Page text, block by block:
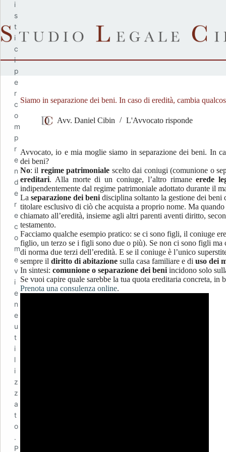
Salta
Siamo in separazione dei beni. In caso di eredità, cambia
Avv. Daniel Cibin L'Avvocato risponde
Avvocato, io e mia moglie siamo in separazione dei beni. In
dei beni?
No: il regime patrimoniale scelto dai coniugi (comunione o
ereditari. Alla morte di un coniuge, l’altro rimaneerede
indipendentemente dal regime patrimoniale adottato durante il
La separazione dei beni disciplina soltanto la gestione dei
titolare esclusivo di ciò che acquista a proprio nome. Ma quando
chiamato all’eredità, insieme agli altri parenti aventi diritto,
testamento.
Facciamo qualche esempio pratico: se ci sono figli, il coniuge
figlio, un terzo se i figli sono due o più). Se non ci sono figli
di norma due terzi dell’eredità. E se il coniuge è l’unico
sempre il diritto di abitazione sulla casa familiare e di uso dei
In sintesi: comunione o separazione dei beni incidono solo
Se vuoi capire quale sarebbe la tua quota ereditaria concreta, in
Prenota una consulenza online.
i
s
t
i
c
i
p
e
r
c
o
m
p
r
e
n
d
e
r
e
c
o
m
e
v
i
e
n
e
u
t
i
l
i
z
z
a
t
o
.
P